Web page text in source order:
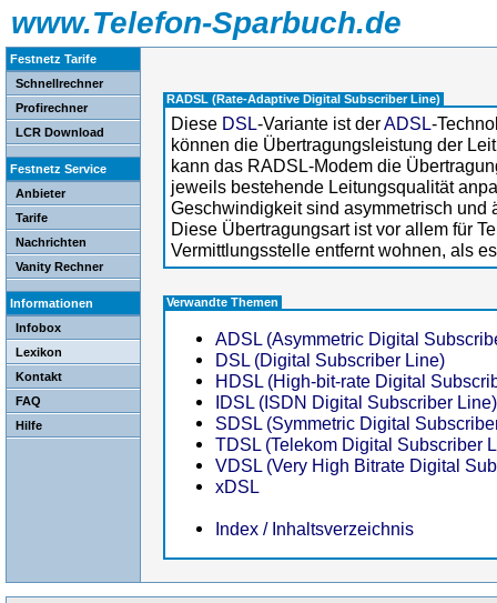
www.Telefon-Sparbuch.de
Festnetz Tarife
Schnellrechner
Profirechner
LCR Download
Festnetz Service
Anbieter
Tarife
Nachrichten
Vanity Rechner
Informationen
Infobox
Lexikon
Kontakt
FAQ
Hilfe
RADSL (Rate-Adaptive Digital Subscriber Line)
Diese DSL-Variante ist derADSL-
können die Übertragungsleistung der
kann das RADSL-Modem die
jeweils bestehende Leitungsqualität
Geschwindigkeit sind asymmetrisch und
Diese Übertragungsart ist vor allem für
Vermittlungsstelle entfernt wohnen, als
Verwandte Themen
ADSL (Asymmetric Digital
DSL (Digital Subscriber Line)
HDSL (High-bit-rate Digital
IDSL (ISDN Digital Subscriber Line)
SDSL (Symmetric Digital
TDSL (Telekom Digital Subscriber
VDSL (Very High Bitrate Digital
xDSL
Index / Inhaltsverzeichnis